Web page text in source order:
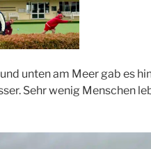
unten am Meer gab es
Sehr wenig Menschen